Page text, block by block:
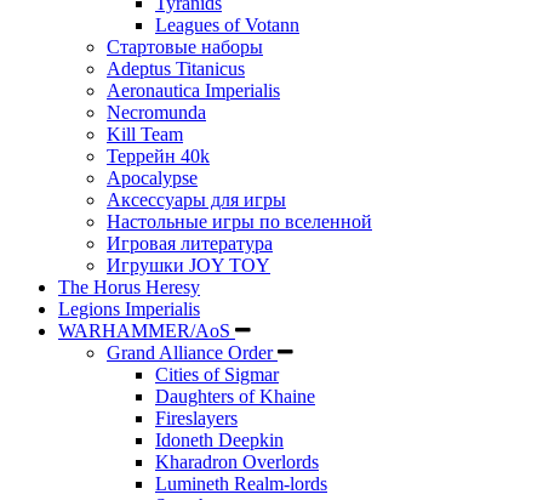
Leagues of Votann
Стартовые наборы
Adeptus Titanicus
Aeronautica Imperialis
Necromunda
Kill Team
Террейн 40k
Apocalypse
Аксессуары для игры
Настольные игры по вселенной
Игровая литература
Игрушки JOY TOY
The Horus Heresy
Legions Imperialis
WARHAMMER/AoS
Grand Alliance Order
Cities of Sigmar
Daughters of Khaine
Fireslayers
Idoneth Deepkin
Kharadron Overlords
Lumineth Realm-lords